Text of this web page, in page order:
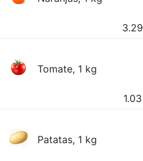
3.29
Tomate, 1 kg
1.03
Patatas, 1 kg